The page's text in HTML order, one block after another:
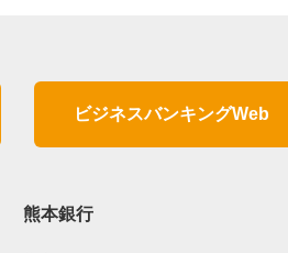
ビジネスバンキングWeb
熊本銀行